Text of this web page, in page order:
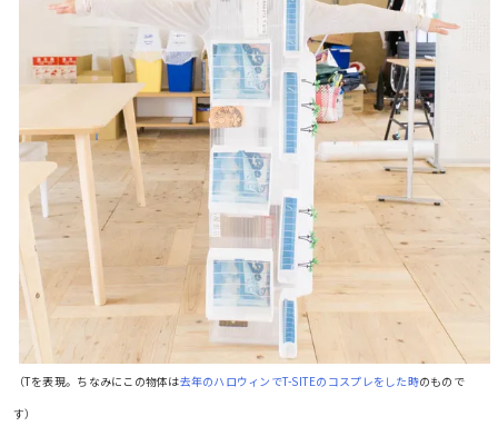
（Tを表現。ちなみにこの物体は去年のハロウィンでT-SITEのコスプレをした時のもので
す）